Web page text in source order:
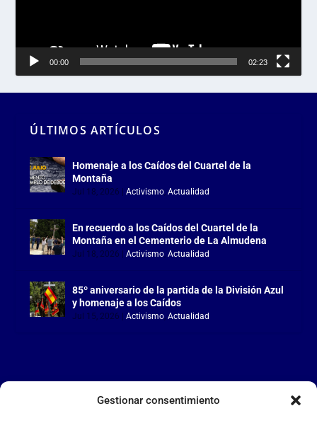
Gestionar consentimiento
00:00 02:23
ÚLTIMOS ARTÍCULOS
Homenaje a los Caídos del Cuartel de la
Montaña
Jul 18, 2026 |Activismo ,Actualidad
En recuerdo a los Caídos del Cuartel de la
Montaña en el Cementerio de La Almudena
Jul 18, 2026 |Activismo ,Actualidad
85º aniversario de la partida de la División Azul
y homenaje a los Caídos
Jul 15, 2026 |Activismo ,Actualidad
LA FALANGE